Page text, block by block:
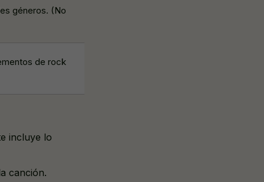
géneros. (No
de rock
incluye lo
canción.